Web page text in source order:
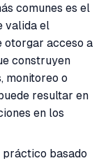
comunes es el
valida el
otorgar acceso a
construyen
monitoreo o
resultar en
en los
práctico basado